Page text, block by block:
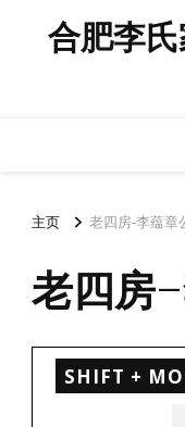
合肥李
主页 老四房-李蕴章
老四房-
SHIFT +